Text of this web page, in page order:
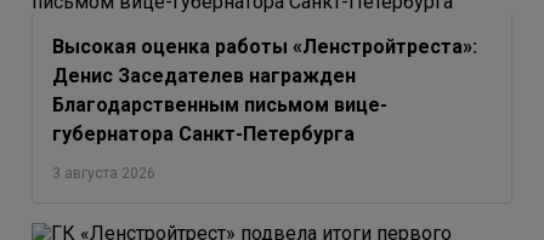
Высокая оценка работы «Ленстройтреста»:
Денис Заседателев награжден
Благодарственным письмом вице-
губернатора Санкт-Петербурга
3 августа 2026